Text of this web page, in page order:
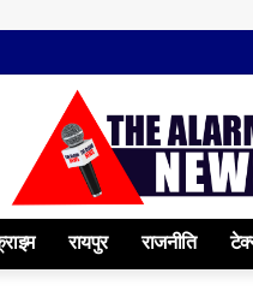
रायपुर राजनीति